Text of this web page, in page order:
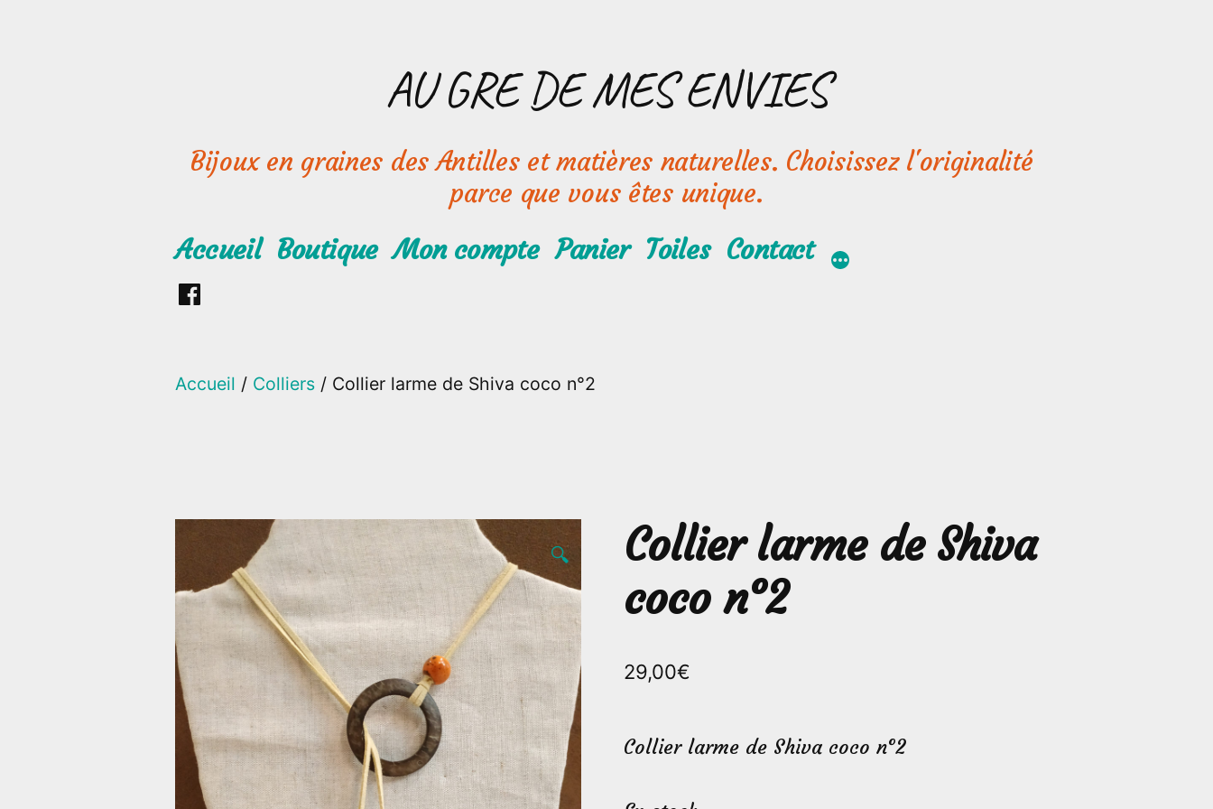
AU GRE DE MES ENVIES
Bijoux en graines des Antilles et matières naturelles. Choisissez l'originalité
parce que vous êtes unique.
Accueil Boutique Mon compte Panier Toiles Contact
Retrouvez
Accueil / Colliers / Collier larme de Shiva coco n°2
🔍
Collier larme de Shiva
coco n°2
29,00€
Collier larme de Shiva coco n°2